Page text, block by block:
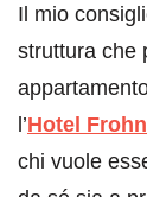
Il mio
struttura che
l’Hotel
chi vuole